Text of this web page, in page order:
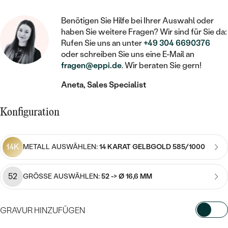
IM SET
NACH PREIS
GÜNSTIG
LUXURIÖSE
EINFASSEN
FARBIGE DIAMANTEN ZUM EINFASSEN
NACH EDELSTEIN
MIT DIAMANT
MIT MOISSANIT
MIT FARBIGEN DIAMANTEN
MIT SCHWARZEN DIAMANTEN
SCHMUCK FÜR KINDER
BROSCHEN
SCHMUCKZUBEHÖR
GOLD
SILBER
PLATIN
PIERCINGS
NACH STEIN
MIT DIAMANT
MIT EDELSTEIN
PERLENOHRRINGE
NACH PREIS
PREISWERTE
LUXURIÖSE
MEDAILLON
KETTEN
HERZKETTEN
MIT TIEREN
MIT DIAMANT
MIT EDELSTEIN
PERLENKETTEN
SIEGELRINGE
PERSONALISIERT
NACH EDELSTEIN
MIT DIAMANT
PERLENRINGE
NACH PREIS
PREISWERTE
Benötigen Sie Hilfe bei Ihrer Auswahl oder
haben Sie weitere Fragen? Wir sind für Sie da:
Rufen Sie uns an unter+49 304 6690376
oder schreiben Sie uns eine E-Mail an
fragen@eppi.de. Wir beraten Sie gern!
Aneta, Sales Specialist
Konfiguration
14K METALL AUSWÄHLEN:14 KARAT GELBGOLD 585/1000
52 GRÖSSE AUSWÄHLEN:52 -> Ø 16,6 MM
GRAVUR HINZUFÜGEN